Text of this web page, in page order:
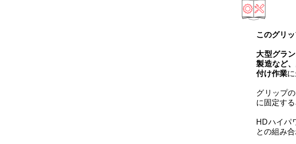
このグリ
大型グラ
製造など
付け作業
グリップ
に固定す
HDハイパ
との組み